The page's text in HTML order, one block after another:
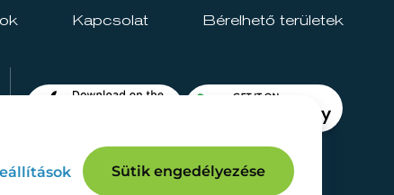
Kapcsolat Bérelhető területek
Sütik engedélyezése